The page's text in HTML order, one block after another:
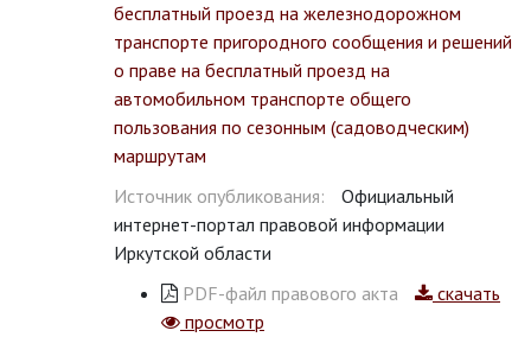
бесплатный проезд на железнодорожном
транспорте пригородного сообщения и решений
о праве на бесплатный проезд на
автомобильном транспорте общего
пользования по сезонным (садоводческим)
маршрутам
Источник опубликования:
Официальный
интернет-портал правовой информации
Иркутской области
PDF-файл правового акта
скачать
просмотр